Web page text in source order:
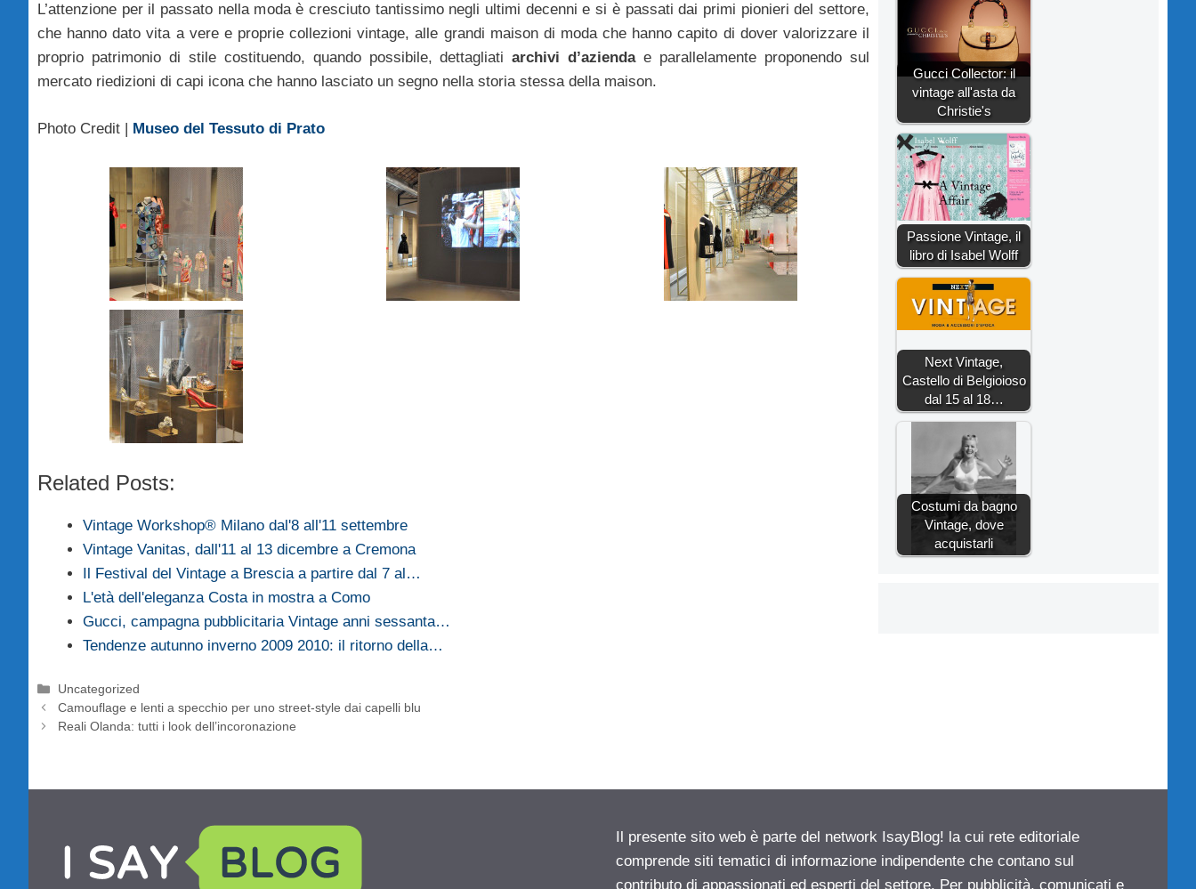
L’attenzione per il passato nella moda è cresciuto tantissimo negli ultimi decenni e si è passati dai primi pionieri del settore,
che hanno dato vita a vere e proprie collezioni vintage, alle grandi maison di moda che hanno capito di dover valorizzare il
proprio patrimonio di stile costituendo, quando possibile, dettagliatiarchivi d’aziendae parallelamente proponendo sul
mercato riedizioni di capi icona che hanno lasciato un segno nella storia stessa della maison.
Photo Credit | Museo del Tessuto di Prato
Related Posts:
Vintage Workshop® Milano dal'8 all'11 settembre
Vintage Vanitas, dall'11 al 13 dicembre a Cremona
Il Festival del Vintage a Brescia a partire dal 7 al…
L'età dell'eleganza Costa in mostra a Como
Gucci, campagna pubblicitaria Vintage anni sessanta…
Tendenze autunno inverno 2009 2010: il ritorno della…
Categorie
Uncategorized
Camouflage e lenti a specchio per uno street-style dai capelli blu
Reali Olanda: tutti i look dell’incoronazione
Gucci Collector: il
vintage all'asta da
Christie's
Passione Vintage, il
libro di Isabel Wolff
Next Vintage,
Castello di Belgioioso
dal 15 al 18…
Costumi da bagno
Vintage, dove
acquistarli
Il presente sito web è parte del network IsayBlog! la cui rete editoriale
comprende siti tematici di informazione indipendente che contano sul
contributo di appassionati ed esperti del settore. Per pubblicità, comunicati e